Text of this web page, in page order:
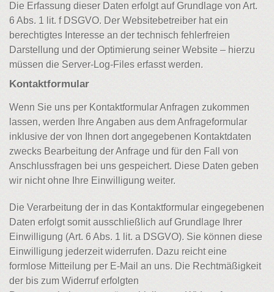
Die Erfassung dieser Daten erfolgt auf Grundlage von Art.
6 Abs. 1 lit. f DSGVO. Der Websitebetreiber hat ein
berechtigtes Interesse an der technisch fehlerfreien
Darstellung und der Optimierung seiner Website – hierzu
müssen die Server-Log-Files erfasst werden.
Kontaktformular
Wenn Sie uns per Kontaktformular Anfragen zukommen
lassen, werden Ihre Angaben aus dem Anfrageformular
inklusive der von Ihnen dort angegebenen Kontaktdaten
zwecks Bearbeitung der Anfrage und für den Fall von
Anschlussfragen bei uns gespeichert. Diese Daten geben
wir nicht ohne Ihre Einwilligung weiter.
Die Verarbeitung der in das Kontaktformular eingegebenen
Daten erfolgt somit ausschließlich auf Grundlage Ihrer
Einwilligung (Art. 6 Abs. 1 lit. a DSGVO). Sie können diese
Einwilligung jederzeit widerrufen. Dazu reicht eine
formlose Mitteilung per E-Mail an uns. Die Rechtmäßigkeit
der bis zum Widerruf erfolgten